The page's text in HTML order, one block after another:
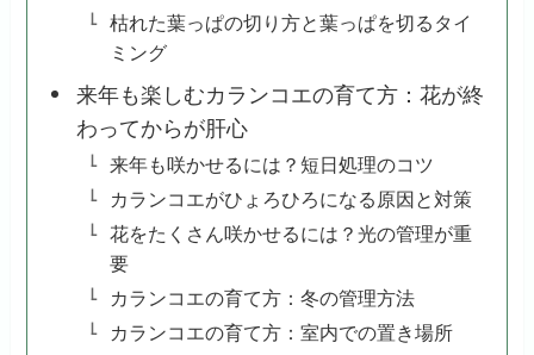
枯れた葉っぱの切り方と葉っぱを切るタイ
ミング
来年も楽しむカランコエの育て方：花が終
わってからが肝心
来年も咲かせるには？短日処理のコツ
カランコエがひょろひろになる原因と対策
花をたくさん咲かせるには？光の管理が重
要
カランコエの育て方：冬の管理方法
カランコエの育て方：室内での置き場所